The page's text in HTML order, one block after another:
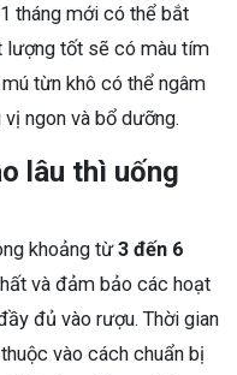
tháng mới có thể bắt
tốt sẽ có màu tím
từn khô có thể ngâm
ngon và bổ dưỡng.
lâu thì uống
khoảng từ3 đến 6
và đảm bảo các hoạt
đủ vào rượu. Thời gian
vào cách chuẩn bị